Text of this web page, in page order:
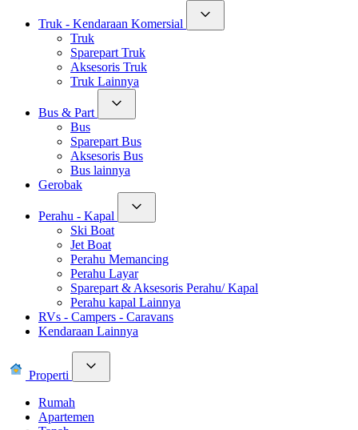
Truk - Kendaraan Komersial
Truk
Sparepart Truk
Aksesoris Truk
Truk Lainnya
Bus & Part
Bus
Sparepart Bus
Aksesoris Bus
Bus lainnya
Gerobak
Perahu - Kapal
Ski Boat
Jet Boat
Perahu Memancing
Perahu Layar
Sparepart & Aksesoris Perahu/ Kapal
Perahu kapal Lainnya
RVs - Campers - Caravans
Kendaraan Lainnya
Properti
Rumah
Apartemen